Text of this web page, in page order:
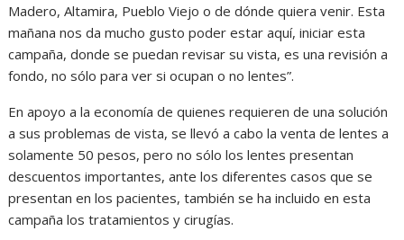
Madero, Altamira, Pueblo Viejo o de dónde quiera venir. Esta
mañana nos da mucho gusto poder estar aquí, iniciar esta
campaña, donde se puedan revisar su vista, es una revisión a
fondo, no sólo para ver si ocupan o no lentes”.
En apoyo a la economía de quienes requieren de una solución
a sus problemas de vista, se llevó a cabo la venta de lentes a
solamente 50 pesos, pero no sólo los lentes presentan
descuentos importantes, ante los diferentes casos que se
presentan en los pacientes, también se ha incluido en esta
campaña los tratamientos y cirugías.